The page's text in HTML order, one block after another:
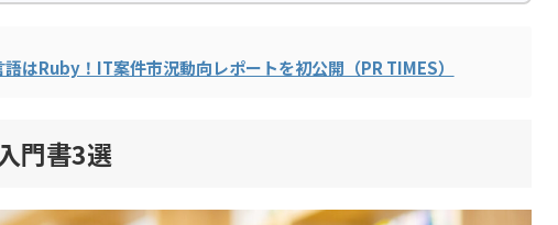
はRuby！IT案件市況動向レポートを初公開（PR TIMES）
門書3選